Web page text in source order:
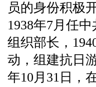
员的身份积极
1938年7月任
组织部长，
动，组建抗日
年10月31日，